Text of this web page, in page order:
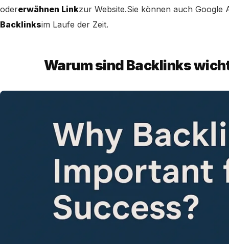
odererwähnen Linkzur Website.Sie können auch Google
Backlinksim Laufe der Zeit.
Warum sind Backlinks